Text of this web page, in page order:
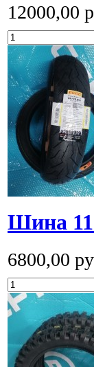
12000,00
Шина
6800,00